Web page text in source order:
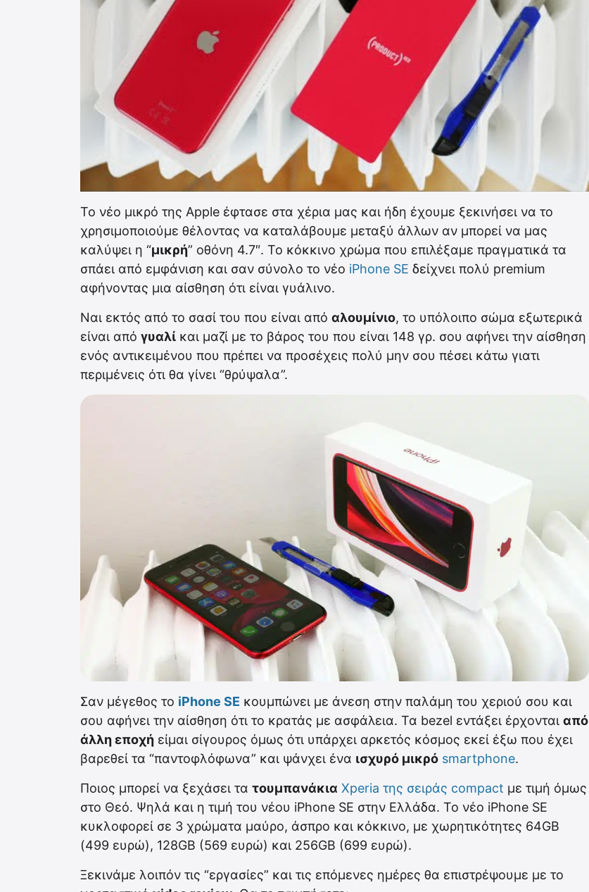
Το νέο μικρό της Apple έφτασε στα χέρια μας και ήδη έχουμε ξεκινήσει να το
χρησιμοποιούμε θέλοντας να καταλάβουμε μεταξύ άλλων αν μπορεί να μας
καλύψει η “μικρή” οθόνη 4.7″. Το κόκκινο χρώμα που επιλέξαμε πραγματικά τα
σπάει από εμφάνιση και σαν σύνολο το νέο iPhone SE δείχνει πολύ premium
αφήνοντας μια αίσθηση ότι είναι γυάλινο.
Ναι εκτός από το σασί του που είναι από αλουμίνιο, το υπόλοιπο σώμα εξωτερικά
είναι από γυαλί και μαζί με το βάρος του που είναι 148 γρ. σου αφήνει την αίσθηση
ενός αντικειμένου που πρέπει να προσέχεις πολύ μην σου πέσει κάτω γιατι
περιμένεις ότι θα γίνει “θρύψαλα”.
Σαν μέγεθος το iPhone SE κουμπώνει με άνεση στην παλάμη του χεριού σου και
σου αφήνει την αίσθηση ότι το κρατάς με ασφάλεια. Τα bezel εντάξει έρχονται από
άλλη εποχή είμαι σίγουρος όμως ότι υπάρχει αρκετός κόσμος εκεί έξω που έχει
βαρεθεί τα “παντοφλόφωνα” και ψάνχει ένα ισχυρό μικρό smartphone.
Ποιος μπορεί να ξεχάσει τα τουμπανάκια Xperia της σειράς compact με τιμή όμως
στο Θεό. Ψηλά και η τιμή του νέου iPhone SE στην Ελλάδα. Το νέο iPhone SE
κυκλοφορεί σε 3 χρώματα μαύρο, άσπρο και κόκκινο, με χωρητικότητες 64GB
(499 ευρώ), 128GB (569 ευρώ) και 256GB (699 ευρώ).
Ξεκινάμε λοιπόν τις “εργασίες” και τις επόμενες ημέρες θα επιστρέψουμε με το